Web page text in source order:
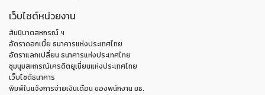
เว็บไซต์หน่วยงาน
สันนิบาตสหกรณ์ ฯ
อัตราดอกเบี้ย ธนาคารแห่งประเทศไทย
อัตราแลกเปลี่ยน ธนาคารแห่งประเทศไทย
ชุมนุมสหกรณ์เครดิตยูเนี่ยนแห่งประเทศไทย
เว็บไซต์ธนาคาร
พิมพ์ใบแจ้งการจ่ายเงินเดือน ของพนักงาน มธ.